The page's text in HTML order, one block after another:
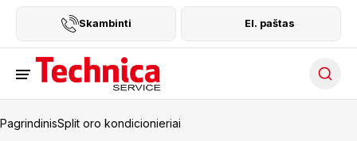
Skambinti El. paštas
PagrindinisSplit oro kondicionieriai